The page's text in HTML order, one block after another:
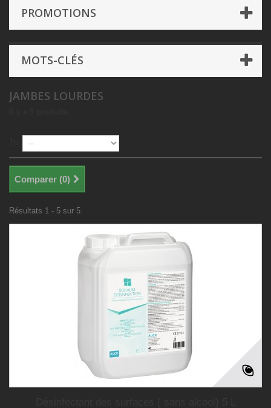
PROMOTIONS
MOTS-CLÉS
JAMBES LOURDES
Comparer (0)
Résultats 1 - 5 sur 5.